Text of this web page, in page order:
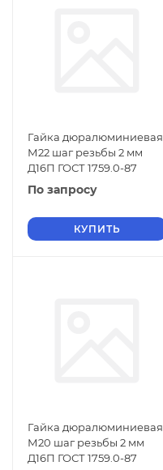
Гайка дюралюминиевая
М22 шаг резьбы 2 мм
Д16П ГОСТ 1759.0-87
По запросу
КУПИТЬ
Гайка дюралюминиевая
М20 шаг резьбы 2 мм
Д16П ГОСТ 1759.0-87